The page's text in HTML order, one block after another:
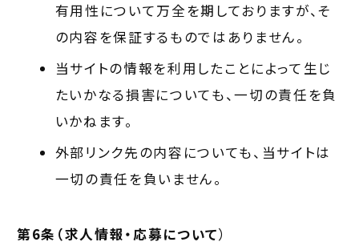
有用性について万全を期しておりますが、そ
の内容を保証するものではありません。
当サイトの情報を利用したことによって生じ
たいかなる損害についても、一切の責任を負
いかねます。
外部リンク先の内容についても、当サイトは
一切の責任を負いません。
第6条（求人情報・応募について）